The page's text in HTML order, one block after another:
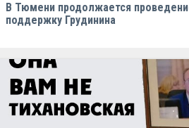
В Тюмени продолжается
поддержку Грудинина